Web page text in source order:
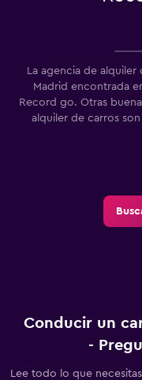
La agencia de
Madrid encontrada
Record go. Otras
alquiler de carros son
Conducir un
-
Lee todo lo que